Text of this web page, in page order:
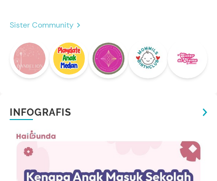
Sister Community
INFOGRAFIS